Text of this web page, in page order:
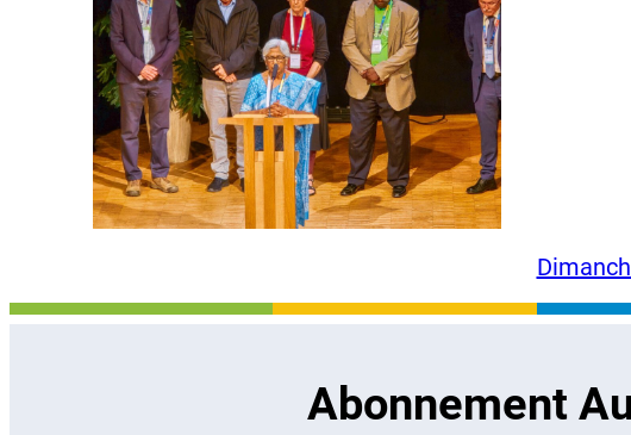
Abonnement